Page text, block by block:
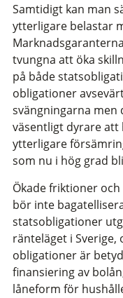
Samtidigt kan man
ytterligare belastar
tvungna att öka
på både
obligationer
svängningarna
väsentligt dyrare att
ytterligare
som nu i hög grad
Ökade friktioner
bör inte
statsobligationer
ränteläget i Sverige,
obligationer är
finansiering av
låneform för